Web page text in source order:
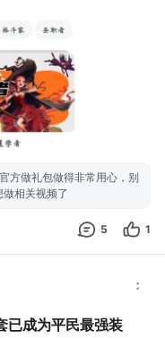
方做礼包做得非常用心，别
相关视频了
5 1
已成为平民最强装